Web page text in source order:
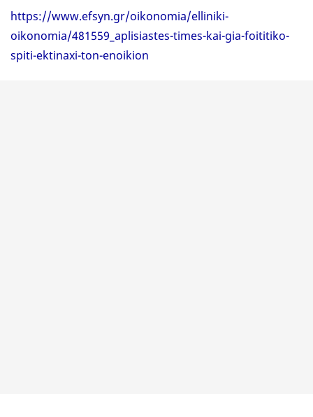
https://www.efsyn.gr/oikonomia/elliniki-
oikonomia/481559_aplisiastes-times-kai-gia-foititiko-
spiti-ektinaxi-ton-enoikion